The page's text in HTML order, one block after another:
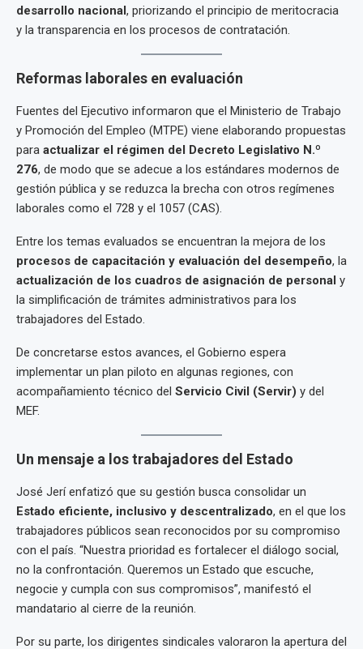
desarrollo nacional, priorizando el principio de meritocracia
y la transparencia en los procesos de contratación.
Reformas laborales en evaluación
Fuentes del Ejecutivo informaron que el Ministerio de Trabajo
y Promoción del Empleo (MTPE) viene elaborando propuestas
para actualizar el régimen del Decreto Legislativo N.º
276, de modo que se adecue a los estándares modernos de
gestión pública y se reduzca la brecha con otros regímenes
laborales como el 728 y el 1057 (CAS).
Entre los temas evaluados se encuentran la mejora de los
procesos de capacitación y evaluación del desempeño, la
actualización de los cuadros de asignación de personal y
la simplificación de trámites administrativos para los
trabajadores del Estado.
De concretarse estos avances, el Gobierno espera
implementar un plan piloto en algunas regiones, con
acompañamiento técnico del Servicio Civil (Servir) y del
MEF.
Un mensaje a los trabajadores del Estado
José Jerí enfatizó que su gestión busca consolidar un
Estado eficiente, inclusivo y descentralizado, en el que los
trabajadores públicos sean reconocidos por su compromiso
con el país. “Nuestra prioridad es fortalecer el diálogo social,
no la confrontación. Queremos un Estado que escuche,
negocie y cumpla con sus compromisos”, manifestó el
mandatario al cierre de la reunión.
Por su parte, los dirigentes sindicales valoraron la apertura del